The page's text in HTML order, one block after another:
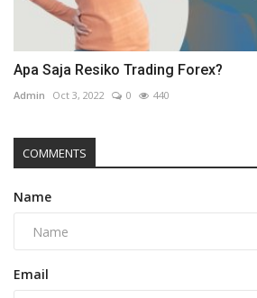
Apa Saja Resiko Trading Forex?
Admin Oct 3, 2022 0 440
COMMENTS
Name
Email